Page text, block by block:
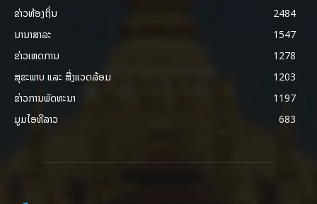
ຂ່າວທ້ອງຖິ່ນ
2484
ນານາສາລະ
1547
ຂ່າວເຫດການ
1278
ສຸຂະພາບ ແລະ ສີ່ງແວດລ້ອມ
1203
ຂ່າວການພັດທະນາ
1197
ມູມໄອທີລາວ
683